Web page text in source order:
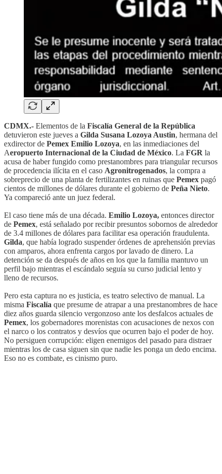
CDMX.- Elementos de la Fiscalía General de la República
detuvieron este jueves a Gilda Susana Lozoya Austin, hermana del
exdirector de Pemex Emilio Lozoya, en las inmediaciones del
Aeropuerto Internacional de la Ciudad de México. La FGR la
acusa de haber fungido como prestanombres para triangular recursos
de procedencia ilícita en el caso Agronitrogenados, la compra a
sobreprecio de una planta de fertilizantes en ruinas que Pemex pagó
cientos de millones de dólares durante el gobierno de Peña Nieto.
Ya compareció ante un juez federal.
El caso tiene más de una década. Emilio Lozoya, entonces director
de Pemex, está señalado por recibir presuntos sobornos de alrededor
de 3.4 millones de dólares para facilitar esa operación fraudulenta.
Gilda, que había logrado suspender órdenes de aprehensión previas
con amparos, ahora enfrenta cargos por lavado de dinero. La
detención se da después de años en los que la familia mantuvo un
perfil bajo mientras el escándalo seguía su curso judicial lento y
lleno de recursos.
Pero esta captura no es justicia, es teatro selectivo de manual. La
misma Fiscalía que presume de atrapar a una prestanombres de hace
diez años guarda silencio vergonzoso ante los desfalcos actuales de
Pemex, los gobernadores morenistas con acusaciones de nexos con
el narco o los contratos y desvíos que ocurren bajo el poder de hoy.
No persiguen corrupción: eligen enemigos del pasado para distraer
mientras los de casa siguen sin que nadie les ponga un dedo encima.
Eso no es combate, es cinismo puro.